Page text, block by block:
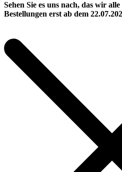
Sehen Sie es uns nach, das wir
Bestellungen erst ab dem